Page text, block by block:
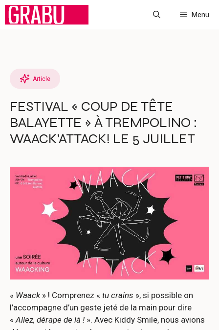
Aller
Menu
Article
FESTIVAL « COUP DE TÊTE
BALAYETTE » À TREMPOLINO :
WAACK’ATTACK! LE 5 JUILLET
« Waack» ! Comprenez « tu crains », si possible on
l’accompagne d’un geste jeté de la main pour dire
« Allez, dérape de là ! ». Avec Kiddy Smile, nous avions